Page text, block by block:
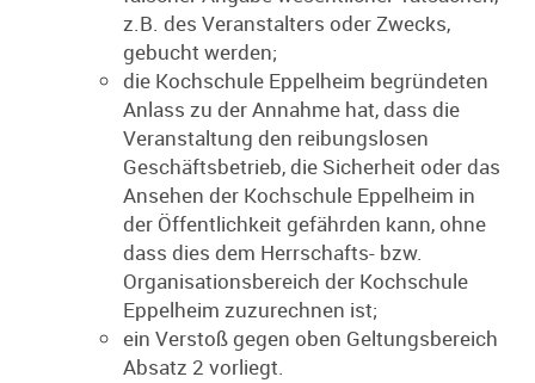
z.B. des Veranstalters oder Zwecks,
gebucht werden;
die Kochschule Eppelheim begründeten
Anlass zu der Annahme hat, dass die
Veranstaltung den reibungslosen
Geschäftsbetrieb, die Sicherheit oder das
Ansehen der Kochschule Eppelheim in
der Öffentlichkeit gefährden kann, ohne
dass dies dem Herrschafts­- bzw.
Organisationsbereich der Kochschule
Eppelheim zuzurechnen ist;
ein Verstoß gegen oben Geltungsbereich
Absatz 2 vorliegt.